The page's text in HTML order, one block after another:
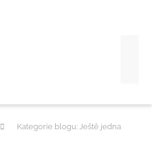
Kategorie blogu: Ještě jedna